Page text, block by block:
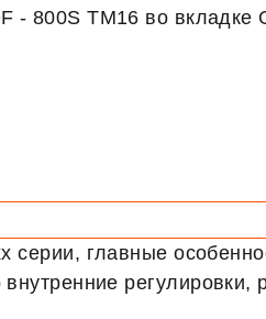
- 800S TM16 во
серии, главные